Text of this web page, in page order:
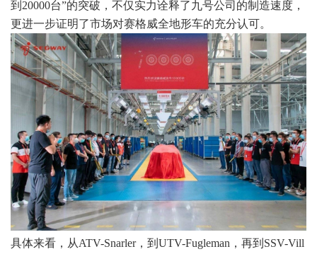
到20000台”的突破，不仅实力诠释了九号公司的制造速度，
更进一步证明了市场对赛格威全地形车的充分认可。
具体来看，从ATV-Snarler，到UTV-Fugleman，再到SSV-Vill